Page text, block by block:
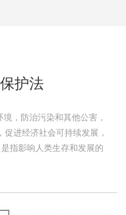
护法
，防治污染和其他公害，
进经济社会可持续发展，
指影响人类生存和发展的